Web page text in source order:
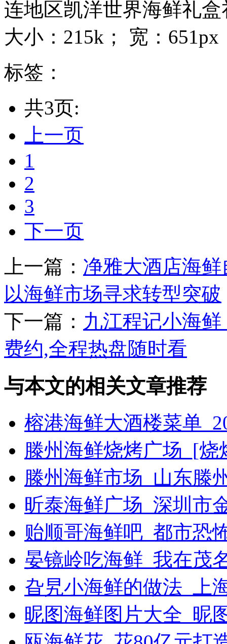
连地区凯洋世界海鲜礼
大小：215k； 宽：651px
标签：
共3页:
上一页
1
2
3
下一页
上一篇： 净雅大酒店海
以海鲜市场寻求转型突破
下一篇： 九江程记小海
费约,全程热盘随时看
与本文的相关文章推荐
榕港海鲜大酒楼菜单
滕州海鲜烧烤广场_[
滕州海鲜市场_山东滕
昕泰海鲜广场_深圳市
贻顺哥海鲜吧_都市恐
晏镜岭吃海鲜_我在茂
旮旯小海鲜的做法_上
昵图海鲜图片大全_昵